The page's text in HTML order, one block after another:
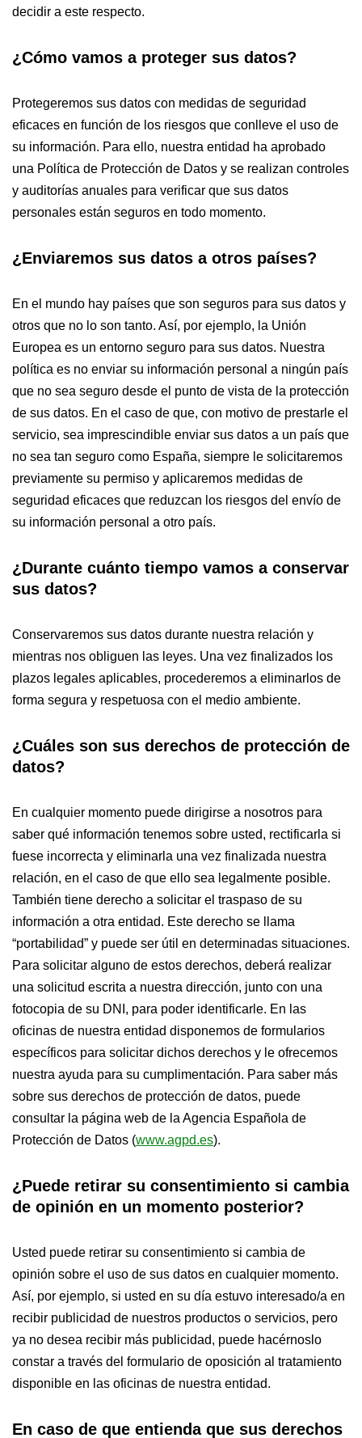
decidir a este respecto.
¿Cómo vamos a proteger sus datos?
Protegeremos sus datos con medidas de seguridad
eficaces en función de los riesgos que conlleve el uso de
su información. Para ello, nuestra entidad ha aprobado
una Política de Protección de Datos y se realizan controles
y auditorías anuales para verificar que sus datos
personales están seguros en todo momento.
¿Enviaremos sus datos a otros países?
En el mundo hay países que son seguros para sus datos y
otros que no lo son tanto. Así, por ejemplo, la Unión
Europea es un entorno seguro para sus datos. Nuestra
política es no enviar su información personal a ningún país
que no sea seguro desde el punto de vista de la protección
de sus datos. En el caso de que, con motivo de prestarle el
servicio, sea imprescindible enviar sus datos a un país que
no sea tan seguro como España, siempre le solicitaremos
previamente su permiso y aplicaremos medidas de
seguridad eficaces que reduzcan los riesgos del envío de
su información personal a otro país.
¿Durante cuánto tiempo vamos a conservar
sus datos?
Conservaremos sus datos durante nuestra relación y
mientras nos obliguen las leyes. Una vez finalizados los
plazos legales aplicables, procederemos a eliminarlos de
forma segura y respetuosa con el medio ambiente.
¿Cuáles son sus derechos de protección de
datos?
En cualquier momento puede dirigirse a nosotros para
saber qué información tenemos sobre usted, rectificarla si
fuese incorrecta y eliminarla una vez finalizada nuestra
relación, en el caso de que ello sea legalmente posible.
También tiene derecho a solicitar el traspaso de su
información a otra entidad. Este derecho se llama
“portabilidad” y puede ser útil en determinadas situaciones.
Para solicitar alguno de estos derechos, deberá realizar
una solicitud escrita a nuestra dirección, junto con una
fotocopia de su DNI, para poder identificarle. En las
oficinas de nuestra entidad disponemos de formularios
específicos para solicitar dichos derechos y le ofrecemos
nuestra ayuda para su cumplimentación. Para saber más
sobre sus derechos de protección de datos, puede
consultar la página web de la Agencia Española de
Protección de Datos (www.agpd.es).
¿Puede retirar su consentimiento si cambia
de opinión en un momento posterior?
Usted puede retirar su consentimiento si cambia de
opinión sobre el uso de sus datos en cualquier momento.
Así, por ejemplo, si usted en su día estuvo interesado/a en
recibir publicidad de nuestros productos o servicios, pero
ya no desea recibir más publicidad, puede hacérnoslo
constar a través del formulario de oposición al tratamiento
disponible en las oficinas de nuestra entidad.
En caso de que entienda que sus derechos